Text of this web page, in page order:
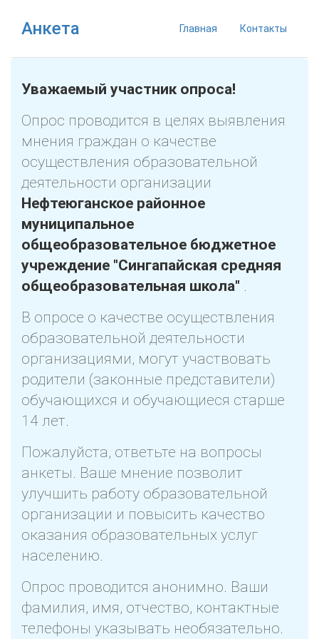
Главная Контакты
Анкета
Уважаемый участник опроса!
Опрос проводится в целях выявления
мнения граждан о качестве
осуществления образовательной
деятельности организации
Нефтеюганское районное
муниципальное
общеобразовательное бюджетное
учреждение "Сингапайская средняя
общеобразовательная школа" .
В опросе о качестве осуществления
образовательной деятельности
организациями, могут участвовать
родители (законные представители)
обучающихся и обучающиеся старше
14 лет.
Пожалуйста, ответьте на вопросы
анкеты. Ваше мнение позволит
улучшить работу образовательной
организации и повысить качество
оказания образовательных услуг
населению.
Опрос проводится анонимно. Ваши
фамилия, имя, отчество, контактные
телефоны указывать необязательно.